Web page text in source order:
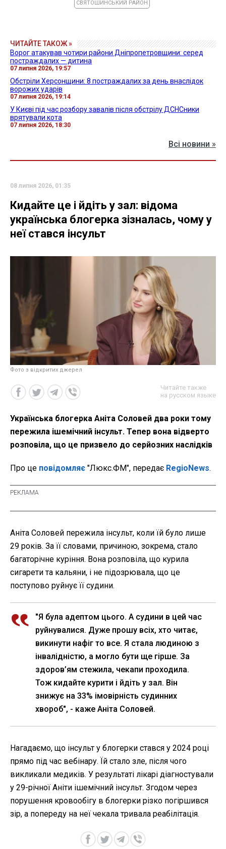
СВЯТОШИНСЬКИЙ РАЙОН
ЧИТАЙТЕ ТАКОЖ »
Ворог атакував чотири райони Дніпропетровщини: серед
постраждалих — дитина
07 липня 2026, 19:57
Обстріли Херсонщини: 8 постраждалих за день внаслідок
ворожих ударів
07 липня 2026, 19:14
У Києві під час розбору завалів після обстрілу ДСНСники
врятували кота
07 липня 2026, 18:30
Всі новини »
08 липня 2026, 01:35
Кидайте це і йдіть у зал: відома
українська блогерка зізналась, чому у
неї стався інсульт
Фото з відкритих джерел
Читайте также
на русском языке
Українська блогерка Аніта Соловей два роки тому
пережила ішемічний інсульт. Тепер вона відверто
розповіла, що це призвело до серйозних наслідків
Про це повідомляє "Люкс.ФМ", передає RegioNews.
Аніта Соловей пережила інсульт, коли їй було лише
29 років. За її словами, причиною, зокрема, стало
багаторічне куріння. Вона розповіла, що курила
сигарети та кальяни, і не підозрювала, що це
поступово руйнує її судини.
"Я була адептом цього. А судини в цей час
руйнувалися. Дуже прошу всіх, хто читає,
викинути нафіг то все. Я стала людиною з
інвалідністю, а могло бути ще гірше. За
здоров’ям стежила, чекапи проходила.
Тож кидайте курити і йдіть у зал. Він
знижує на 33% імовірність судинних
хвороб", - каже Аніта Соловей.
Нагадаємо, що інсульт у блогерки стався у 2024 році
прямо під час вебінару. Їй стало зле, після чого
викликали медиків. У результаті лікарі діагностували
у 29-річної Аніти ішемічний інсульт. Згодом через
порушення кровообігу в блогерки різко погіршився
зір, а попереду на неї чекала тривала реабілітація.